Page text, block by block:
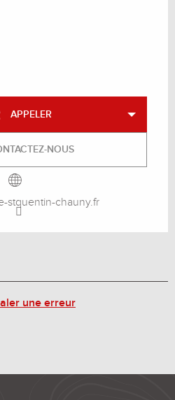
APPELER
NOUS
stquentin-chauny.fr
une erreur